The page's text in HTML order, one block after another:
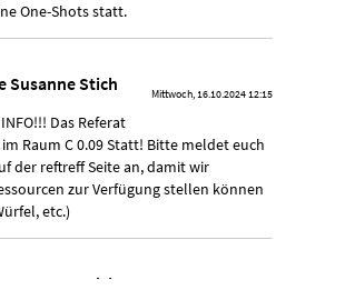
One-Shots statt.
Susanne Stich Mittwoch, 16.10.2024 12:15
Das Referat
Raum C 0.09 Statt! Bitte meldet euch
der reftreff Seite an, damit wir
zur Verfügung stellen können
etc.)
Susanne Stich